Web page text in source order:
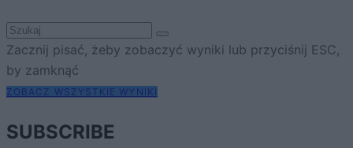
Zacznij pisać, żeby zobaczyć wyniki lub przyciśnij ESC,
by zamknąć
ZOBACZ WSZYSTKIE WYNIKI
SUBSCRIBE